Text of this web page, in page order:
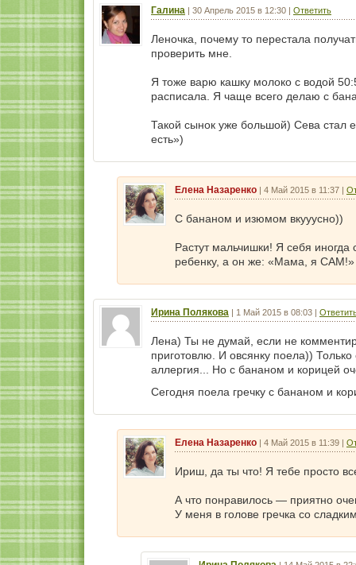
Галина | 30 Апрель 2015 в 12:30 | Ответить
Леночка, почему то перестала
проверить мне.
Я тоже варю кашку молоко с водой
расписала. Я чаще всего делаю с
Такой сынок уже большой) Сева стал
есть»)
Елена Назаренко | 4 Май 2015 в 11:37 |
С бананом и изюмом вкууусно))
Растут мальчишки! Я себя
ребенку, а он же: «Мама, я САМ!»
Ирина Полякова | 1 Май 2015 в 08:03 |
Лена) Ты не думай, если не
приготовлю. И овсянку поела))
аллергия... Но с бананом и корицей
Сегодня поела гречку с бананом и
Елена Назаренко | 4 Май 2015 в 11:39 |
Ириш, да ты что! Я тебе просто
А что понравилось — приятно
У меня в голове гречка со